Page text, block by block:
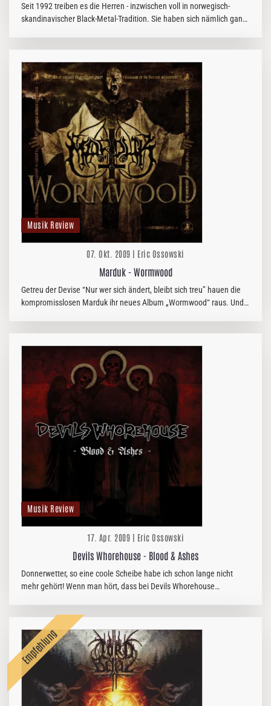
Seit 1992 treiben es die Herren - inzwischen voll in norwegisch-
skandinavischer Black-Metal-Tradition. Sie haben sich nämlich ganz
Musik Review
07. Okt. 2009 | Eric Ossowski
Marduk - Wormwood
Getreu der Devise “Nur wer sich ändert, bleibt sich treu” hauen die
kompromisslosen Marduk ihr neues Album „Wormwood“ raus. Und
Musik Review
17. Apr. 2009 | Eric Ossowski
Devils Whorehouse - Blood & Ashes
Donnerwetter, so eine coole Scheibe habe ich schon lange nicht
mehr gehört! Wenn man hört, dass bei Devils Whorehouse